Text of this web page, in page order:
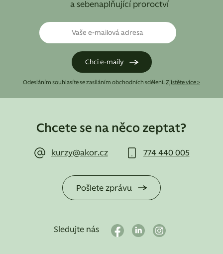
a sebenaplňující proroctví
Odesláním souhlasíte se zasíláním obchodních sdělení. Zjistěte více >
Chcete se na něco zeptat?
kurzy@akor.cz 774 440 005
Pošlete zprávu
Sledujte nás